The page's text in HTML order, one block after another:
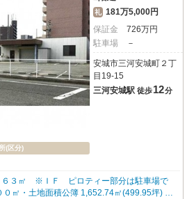
(区分)
礼 181万5,000円
保証金
726万円
駐車場
－
安城市三河安城町２丁
目19-15
三河安城駅 徒歩12分
６３㎡ ※ＩＦ ピロティー部分は駐車場で
㎡・土地面積公簿 1,652.74㎡(499.95坪) 駐